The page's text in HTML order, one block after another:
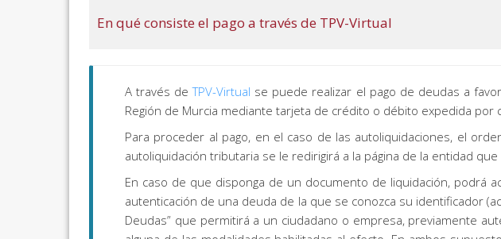
En qué consiste el pago a través de TPV-Virtual
A través deTPV-Virtual se puede realizar el pago de deudas a
Región de Murcia mediante tarjeta de crédito o débito expedida
Para proceder al pago, en el caso de las autoliquidaciones, el
autoliquidación tributaria se le redirigirá a la página de la entidad
En caso de que disponga de un documento de liquidación, podrá
autenticación de una deuda de la que se conozca su identificador
Deudas” que permitirá a un ciudadano o empresa, previamente